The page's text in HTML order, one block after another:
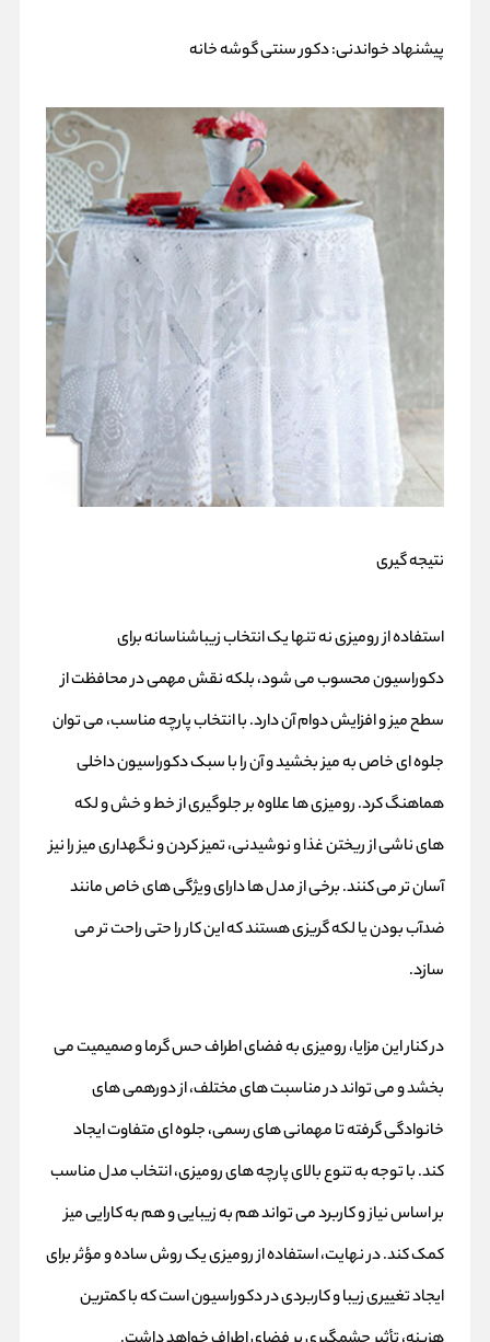
پیشنهاد خواندنی:دکور سنتی گوشه خانه
نتیجه گیری
استفاده از رومیزی نه‌ تنها یک انتخاب زیباشناسانه برای
دکوراسیون محسوب می‌ شود، بلکه نقش مهمی در محافظت از
سطح میز و افزایش دوام آن دارد. با انتخاب پارچه مناسب، می‌ توان
جلوه‌ ای خاص به میز بخشید و آن را با سبک دکوراسیون داخلی
هماهنگ کرد. رومیزی‌ ها علاوه بر جلوگیری از خط و خش و لکه‌
های ناشی از ریختن غذا و نوشیدنی، تمیز کردن و نگهداری میز را نیز
آسان‌ تر می‌ کنند. برخی از مدل‌ ها دارای ویژگی‌ های خاص مانند
ضدآب بودن یا لکه‌ گریزی هستند که این کار را حتی راحت‌ تر می‌
سازد.
در کنار این مزایا، رومیزی به فضای اطراف حس گرما و صمیمیت می‌
بخشد و می‌ تواند در مناسبت‌ های مختلف، از دورهمی‌ های
خانوادگی گرفته تا مهمانی‌ های رسمی، جلوه‌ ای متفاوت ایجاد
کند. با توجه به تنوع بالای پارچه‌ های رومیزی، انتخاب مدل مناسب
بر اساس نیاز و کاربرد می‌ تواند هم به زیبایی و هم به کارایی میز
کمک کند. در نهایت، استفاده از رومیزی یک روش ساده و مؤثر برای
ایجاد تغییری زیبا و کاربردی در دکوراسیون است که با کمترین